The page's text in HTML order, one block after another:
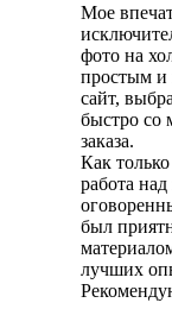
Мое
фото на
простым и
сайт,
быстро со
заказа.
Как
работа
был
лучших